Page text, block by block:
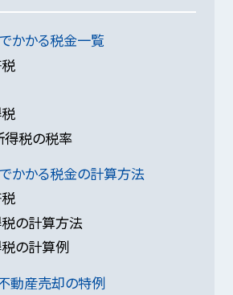
かかる税金一覧
得税の税率
かかる税金の計算方法
の計算方法
の計算例
動産売却の特例